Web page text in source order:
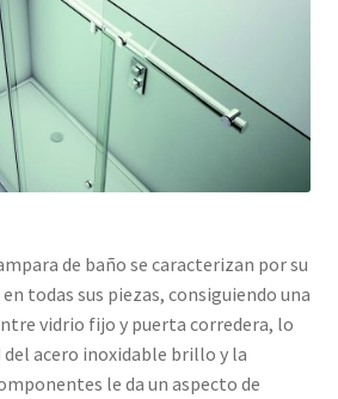
de baño se caracterizan por su
todas sus piezas, consiguiendo una
vidrio fijo y puerta corredera, lo
del acero inoxidable brillo y la
le da un aspecto de